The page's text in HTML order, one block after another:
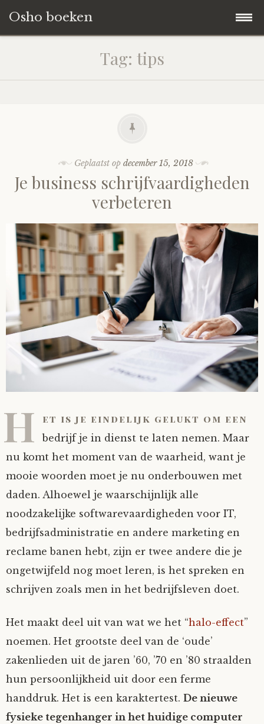
Osho boeken
inhoud
Tag: tips
Geplaatst opdecember 15, 2018
Je business schrijfvaardigheden
verbeteren
H et is je eindelijk gelukt om een
bedrijf je in dienst te laten nemen. Maar
nu komt het moment van de waarheid, want je
mooie woorden moet je nu onderbouwen met
daden. Alhoewel je waarschijnlijk alle
noodzakelijke softwarevaardigheden voor IT,
bedrijfsadministratie en andere marketing en
reclame banen hebt, zijn er twee andere die je
ongetwijfeld nog moet leren, is het spreken en
schrijven zoals men in het bedrijfsleven doet.
Het maakt deel uit van wat we het “halo-effect”
noemen. Het grootste deel van de ‘oude’
zakenlieden uit de jaren ’60, ’70 en ’80 straalden
hun persoonlijkheid uit door een ferme
handdruk. Het is een karaktertest. De nieuwe
fysieke tegenhanger in het huidige computer